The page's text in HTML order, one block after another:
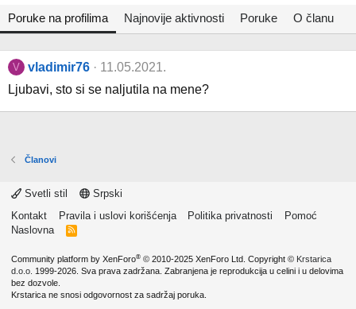
Poruke na profilima Najnovije aktivnosti Poruke O članu
V vladimir76
11.05.2021.
Ljubavi, sto si se naljutila na mene?
Članovi
Svetli stil
Srpski
Kontakt
Pravila i uslovi korišćenja Politika privatnosti
Pomoć
Naslovna
R
Community platform by XenForo® © 2010-2025 XenForo Ltd. Copyright © Krstarica
d.o.o. 1999-2026. Sva prava zadržana. Zabranjena je reprodukcija u celini i u delovima
bez dozvole.
Krstarica ne snosi odgovornost za sadržaj poruka.